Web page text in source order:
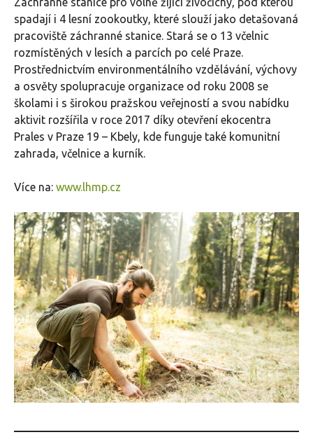
spadají i 4 lesní zookoutky, které slouží jako detašovaná
pracoviště záchranné stanice. Stará se o 13 včelnic
rozmístěných v lesích a parcích po celé Praze.
Prostřednictvím environmentálního vzdělávání, výchovy
a osvěty spolupracuje organizace od roku 2008 se
školami i s širokou pražskou veřejností a svou nabídku
aktivit rozšířila v roce 2017 díky otevření ekocentra
Prales v Praze 19 – Kbely, kde funguje také komunitní
zahrada, včelnice a kurník.
Více na: www.lhmp.cz